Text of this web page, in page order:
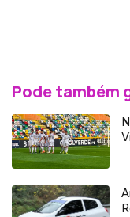
Pode também